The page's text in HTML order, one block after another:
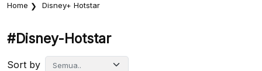
Home Disney+ Hotstar
#disney-Hotstar
Sort by